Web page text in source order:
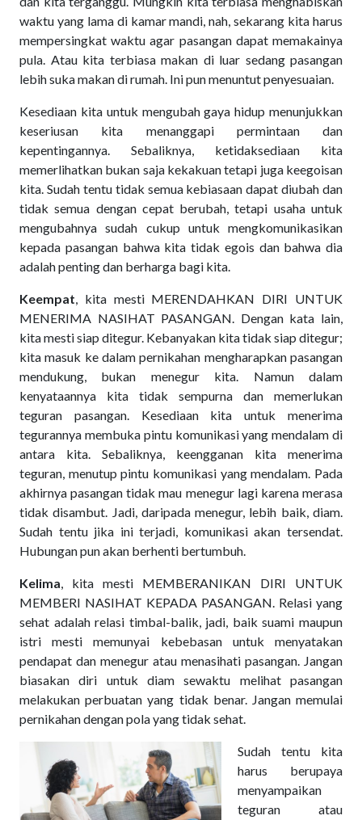
waktu yang lama di kamar mandi, nah, sekarang kita harus
mempersingkat waktu agar pasangan dapat memakainya
pula. Atau kita terbiasa makan di luar sedang pasangan
lebih suka makan di rumah. Ini pun menuntut penyesuaian.
Kesediaan kita untuk mengubah gaya hidup menunjukkan
keseriusan kita menanggapi permintaan dan
kepentingannya. Sebaliknya, ketidaksediaan kita
memerlihatkan bukan saja kekakuan tetapi juga keegoisan
kita. Sudah tentu tidak semua kebiasaan dapat diubah dan
tidak semua dengan cepat berubah, tetapi usaha untuk
mengubahnya sudah cukup untuk mengkomunikasikan
kepada pasangan bahwa kita tidak egois dan bahwa dia
adalah penting dan berharga bagi kita.
Keempat, kita mesti MERENDAHKAN DIRI UNTUK
MENERIMA NASIHAT PASANGAN. Dengan kata lain,
kita mesti siap ditegur. Kebanyakan kita tidak siap ditegur;
kita masuk ke dalam pernikahan mengharapkan pasangan
mendukung, bukan menegur kita. Namun dalam
kenyataannya kita tidak sempurna dan memerlukan
teguran pasangan. Kesediaan kita untuk menerima
tegurannya membuka pintu komunikasi yang mendalam di
antara kita. Sebaliknya, keengganan kita menerima
teguran, menutup pintu komunikasi yang mendalam. Pada
akhirnya pasangan tidak mau menegur lagi karena merasa
tidak disambut. Jadi, daripada menegur, lebih baik, diam.
Sudah tentu jika ini terjadi, komunikasi akan tersendat.
Hubungan pun akan berhenti bertumbuh.
Kelima, kita mesti MEMBERANIKAN DIRI UNTUK
MEMBERI NASIHAT KEPADA PASANGAN. Relasi yang
sehat adalah relasi timbal-balik, jadi, baik suami maupun
istri mesti memunyai kebebasan untuk menyatakan
pendapat dan menegur atau menasihati pasangan. Jangan
biasakan diri untuk diam sewaktu melihat pasangan
melakukan perbuatan yang tidak benar. Jangan memulai
pernikahan dengan pola yang tidak sehat.
Sudah tentu kita
harus berupaya
menyampaikan
teguran atau